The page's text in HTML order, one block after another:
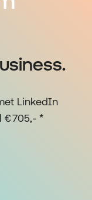
LinkedIn
€ 705,- *